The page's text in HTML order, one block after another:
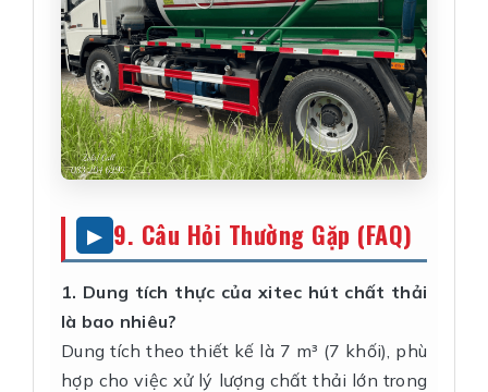
9. Câu Hỏi Thường Gặp (FAQ)
1. Dung tích thực của xitec hút chất thải
là bao nhiêu?
Dung tích theo thiết kế là 7 m³ (7 khối), phù
hợp cho việc xử lý lượng chất thải lớn trong